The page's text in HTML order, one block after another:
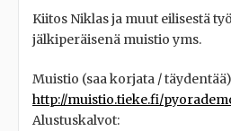
Kiitos Niklas ja muut eilisestä
jälkiperäisenä muistio yms.
Muistio (saa korjata /
http://muistio.tieke.fi/
Alustuskalvot: